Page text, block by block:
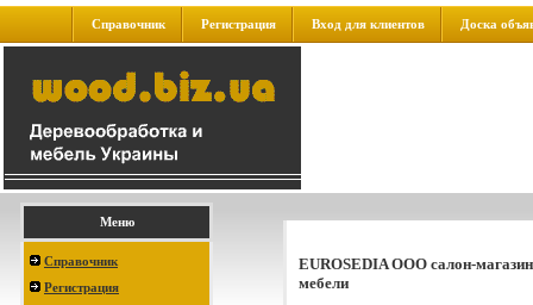
Справочник Регистрация Вход для клиентов Доска
Меню
Справочник
Регистрация
EUROSEDIA ООО салон-
мебели